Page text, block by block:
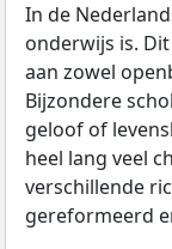
In de
onderwijs is.
aan zowel
Bijzondere
geloof of
heel lang veel
verschillende
gereformeerd